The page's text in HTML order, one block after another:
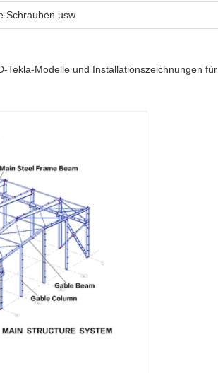
Schrauben usw.
Tekla-Modelle und Installationszeichnungen für